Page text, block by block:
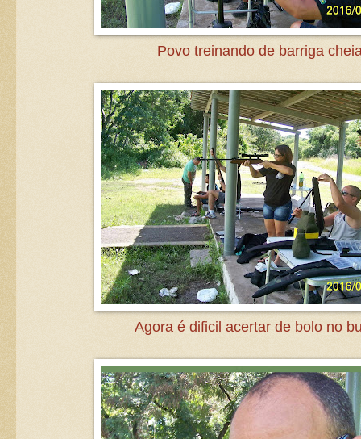
Povo treinando de barriga
Agora é dificil acertar de bolo no